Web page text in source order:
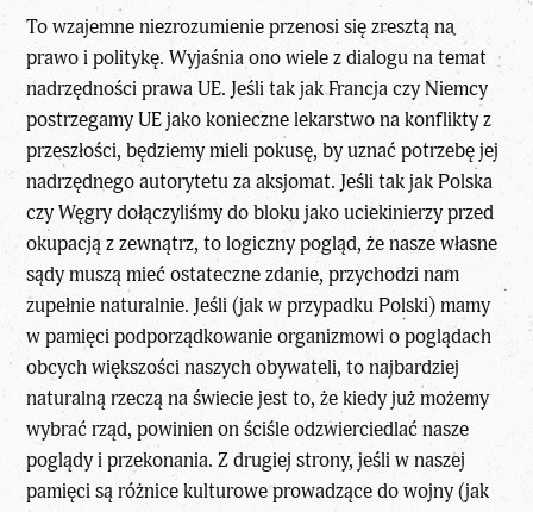
To wzajemne niezrozumienie przenosi się zresztą na
prawo i politykę. Wyjaśnia ono wiele z dialogu na temat
nadrzędności prawa UE. Jeśli tak jak Francja czy Niemcy
postrzegamy UE jako konieczne lekarstwo na konflikty z
przeszłości, będziemy mieli pokusę, by uznać potrzebę jej
nadrzędnego autorytetu za aksjomat. Jeśli tak jak Polska
czy Węgry dołączyliśmy do bloku jako uciekinierzy przed
okupacją z zewnątrz, to logiczny pogląd, że nasze własne
sądy muszą mieć ostateczne zdanie, przychodzi nam
zupełnie naturalnie. Jeśli (jak w przypadku Polski) mamy
w pamięci podporządkowanie organizmowi o poglądach
obcych większości naszych obywateli, to najbardziej
naturalną rzeczą na świecie jest to, że kiedy już możemy
wybrać rząd, powinien on ściśle odzwierciedlać nasze
poglądy i przekonania. Z drugiej strony, jeśli w naszej
pamięci są różnice kulturowe prowadzące do wojny (jak